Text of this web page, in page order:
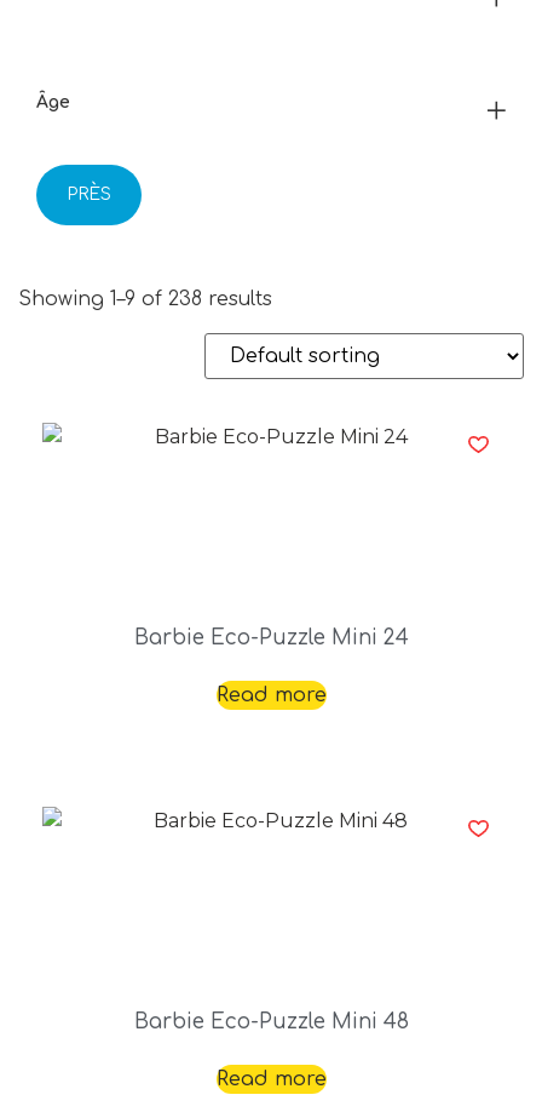
Âge
PRÈS
Showing 1–9 of 238 results
Barbie Eco-Puzzle Mini 24
Read more
Barbie Eco-Puzzle Mini 48
Read more